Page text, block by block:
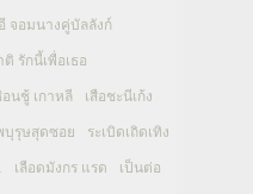
จอมนางคู่บัลลังก์
รักนี้เพื่อเธอ
นชู้ เกาหลี เสือชะนีเก้ง
บุรุษสุดซอย ระเบิดเถิดเทิง
เลือดมังกร แรด เป็นต่อ